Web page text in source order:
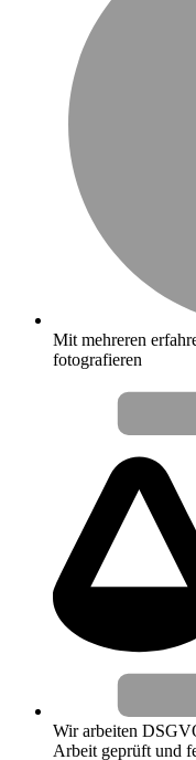
Mit mehreren
fotografieren
Wir arbeiten
Arbeit geprüft und